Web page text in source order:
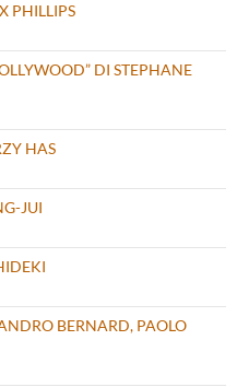
PHILLIPS
DI STEPHANE
HAS
JUI
BERNARD, PAOLO